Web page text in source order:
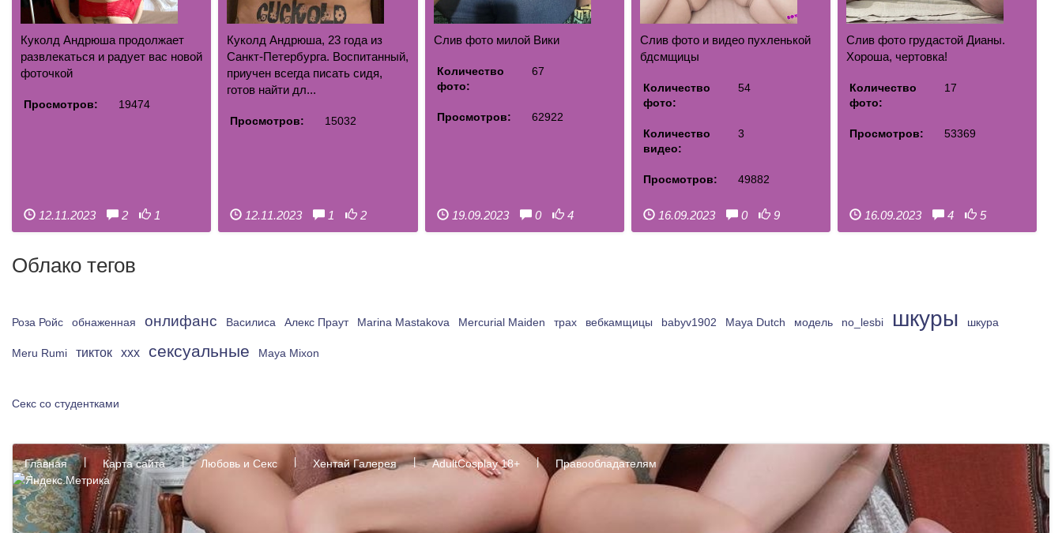
Куколд Андрюша продолжает
развлекаться и радует вас новой
фоточкой
Просмотров: 19474
12.11.2023 2 1
Куколд Андрюша, 23 года из
Санкт-Петербурга. Воспитанный,
приучен всегда писать сидя,
готов найти дл...
Просмотров: 15032
12.11.2023 1 2
Слив фото милой Вики
Количество
фото:
67
Просмотров: 62922
19.09.2023 0 4
Слив фото и видео пухленькой
бдсмщицы
Количество
фото:
54
Количество
видео:
3
Просмотров: 49882
16.09.2023 0 9
Слив фото грудастой Дианы.
Хороша, чертовка!
Количество
фото:
17
Просмотров: 53369
16.09.2023 4 5
Облако тегов
Роза Ройс обнаженная онлифанс Василиса Алекс Праут Marina Mastakova Mercurial Maiden трах вебкамщицы babyv1902 Maya Dutch модель no_lesbi шкуры шкура
Meru Rumi тикток xxx сексуальные Maya Mixon
Секс со студентками
Главная Карта сайта Любовь и Секс Хентай Галерея AdultCosplay 18+ Правообладателям